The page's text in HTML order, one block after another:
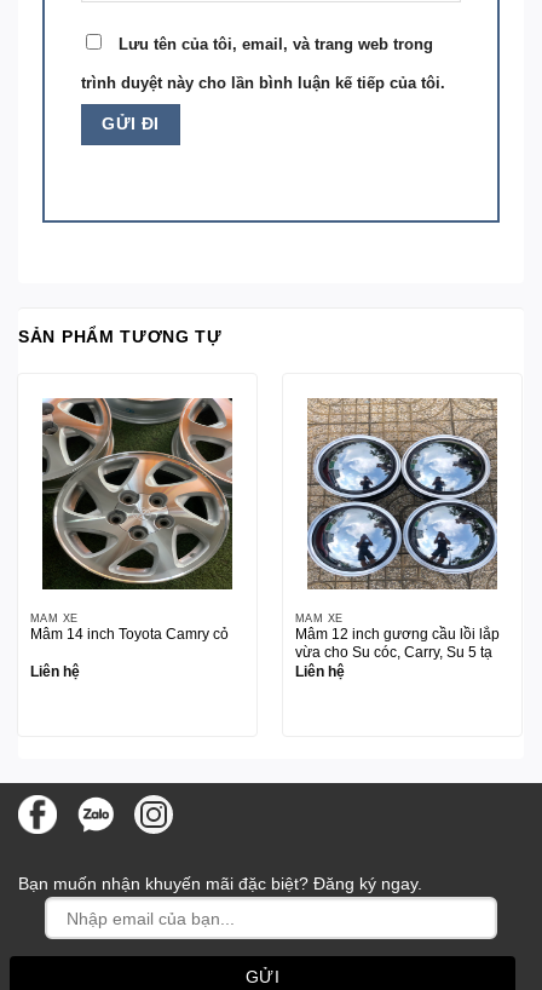
Lưu tên của tôi, email, và trang web trong
trình duyệt này cho lần bình luận kế tiếp của tôi.
SẢN PHẨM TƯƠNG TỰ
MÂM XE
Mâm 14 inch Toyota Camry cỏ
Liên hệ
MÂM XE
Mâm 12 inch gương cầu lồi lắp
vừa cho Su cóc, Carry, Su 5 tạ
Liên hệ
Bạn muốn nhận khuyến mãi đặc biệt? Đăng ký ngay.